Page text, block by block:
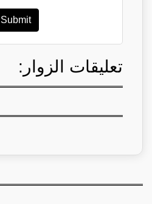
Submit
تعليقات الزوار: